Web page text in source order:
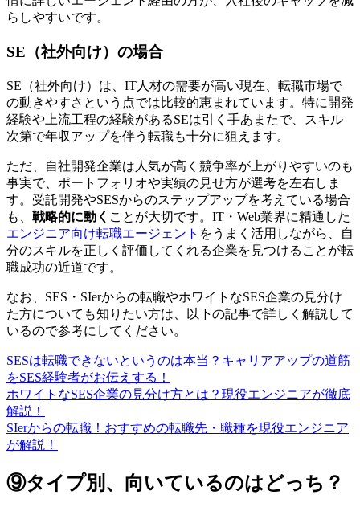
らしやすいです。
SE（社外向け）の場合
SE（社外向け）は、IT人材の需要が高い現在、転職市場で
の動きやすさという点では比較的恵まれています。特に開発
経験や上流工程の経験があるSEは引く手あまたで、スキル
次第で年収アップを伴う転職も十分に狙えます。
ただ、 自社開発企業は人気が高く競争率が上がりやすいのも
事実で、ポートフォリオや実績の見せ方が選考を左右しま
す。受託開発やSESからのステップアップを考えている場合
も、 戦略的に動く ことが大切です。IT・Web業界に精通した
エンジニア向け転職エージェント をうまく活用しながら、自
分のスキルを正しく評価してくれる企業を見つけることが転
職成功の近道です。
なお、 SES・SIerからの転職やホワイトなSES企業の見分け
た方についても知りたい方は、以下の記事で詳しく解説して
いるので参考にしてください。
SESは転職できないというのは本当？キャリアアップの道筋
をSES経験者がお伝えする！
ホワイトなSES企業の見分け方とは？現役エンジニアが徹底
解説！
SIerからの転職！おすすめの転職先・職種を現役エンジニア
が解説！
⑨タイプ別、向いているのはどっち？